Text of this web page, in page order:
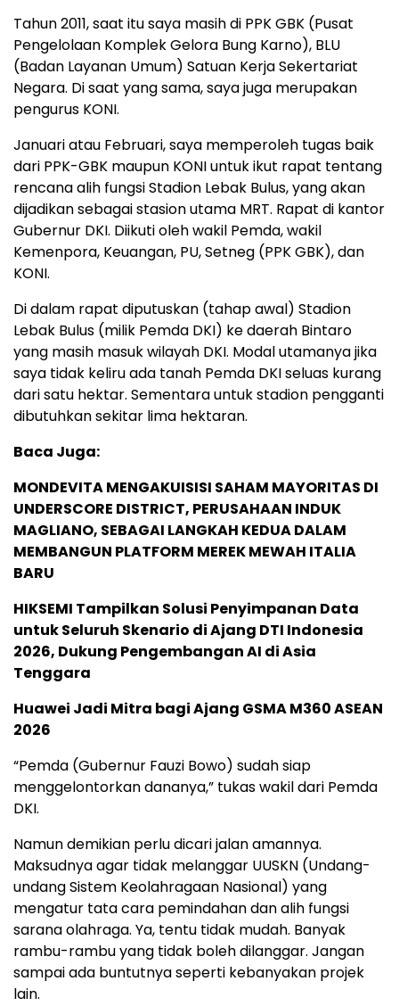
Tahun 2011, saat itu saya masih di PPK GBK (Pusat
Pengelolaan Komplek Gelora Bung Karno), BLU
(Badan Layanan Umum) Satuan Kerja Sekertariat
Negara. Di saat yang sama, saya juga merupakan
pengurus KONI.
Januari atau Februari, saya memperoleh tugas baik
dari PPK-GBK maupun KONI untuk ikut rapat tentang
rencana alih fungsi Stadion Lebak Bulus, yang akan
dijadikan sebagai stasion utama MRT. Rapat di kantor
Gubernur DKI. Diikuti oleh wakil Pemda, wakil
Kemenpora, Keuangan, PU, Setneg (PPK GBK), dan
KONI.
Di dalam rapat diputuskan (tahap awal) Stadion
Lebak Bulus (milik Pemda DKI) ke daerah Bintaro
yang masih masuk wilayah DKI. Modal utamanya jika
saya tidak keliru ada tanah Pemda DKI seluas kurang
dari satu hektar. Sementara untuk stadion pengganti
dibutuhkan sekitar lima hektaran.
Baca Juga:
MONDEVITA MENGAKUISISI SAHAM MAYORITAS DI
UNDERSCORE DISTRICT, PERUSAHAAN INDUK
MAGLIANO, SEBAGAI LANGKAH KEDUA DALAM
MEMBANGUN PLATFORM MEREK MEWAH ITALIA
BARU
HIKSEMI Tampilkan Solusi Penyimpanan Data
untuk Seluruh Skenario di Ajang DTI Indonesia
2026, Dukung Pengembangan AI di Asia
Tenggara
Huawei Jadi Mitra bagi Ajang GSMA M360 ASEAN
2026
“Pemda (Gubernur Fauzi Bowo) sudah siap
menggelontorkan dananya,” tukas wakil dari Pemda
DKI.
Namun demikian perlu dicari jalan amannya.
Maksudnya agar tidak melanggar UUSKN (Undang-
undang Sistem Keolahragaan Nasional) yang
mengatur tata cara pemindahan dan alih fungsi
sarana olahraga. Ya, tentu tidak mudah. Banyak
rambu-rambu yang tidak boleh dilanggar. Jangan
sampai ada buntutnya seperti kebanyakan projek
lain.